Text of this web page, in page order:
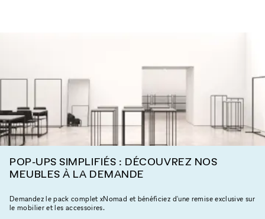
POP-UPS SIMPLIFIÉS : DÉCOUVREZ NOS
MEUBLES À LA DEMANDE
Demandez le pack complet xNomad et bénéficiez d'une remise exclusive sur
le mobilier et les accessoires.